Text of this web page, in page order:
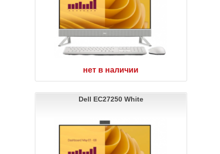
нет в наличии
Dell EC27250 White